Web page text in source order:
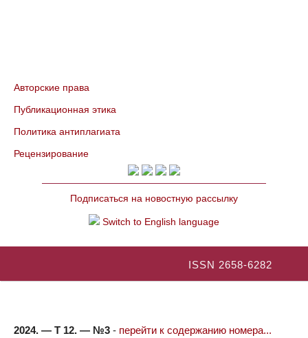
Авторские права
Публикационная этика
Политика антиплагиата
Рецензирование
Подписаться на новостную рассылку
Switch to English language
ISSN 2658-6282
2024. — Т 12. — №3 - перейти к содержанию номера...